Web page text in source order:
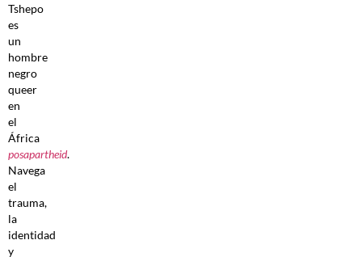
Tshepo
es
un
hombre
negro
queer
en
el
África
posapartheid.
Navega
el
trauma,
la
identidad
y